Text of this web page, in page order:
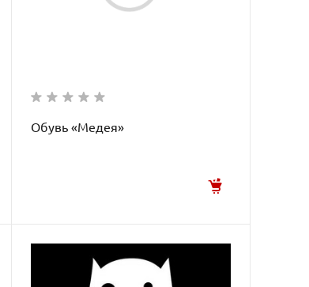
Обувь «Медея»